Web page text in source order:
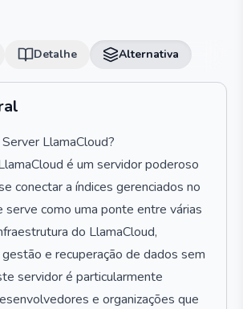
Detalhe Alternativa
LlamaCloud?
é um servidor poderoso
conectar a índices gerenciados no
serve como uma ponte entre várias
do LlamaCloud,
e recuperação de dados sem
servidor é particularmente
e organizações que